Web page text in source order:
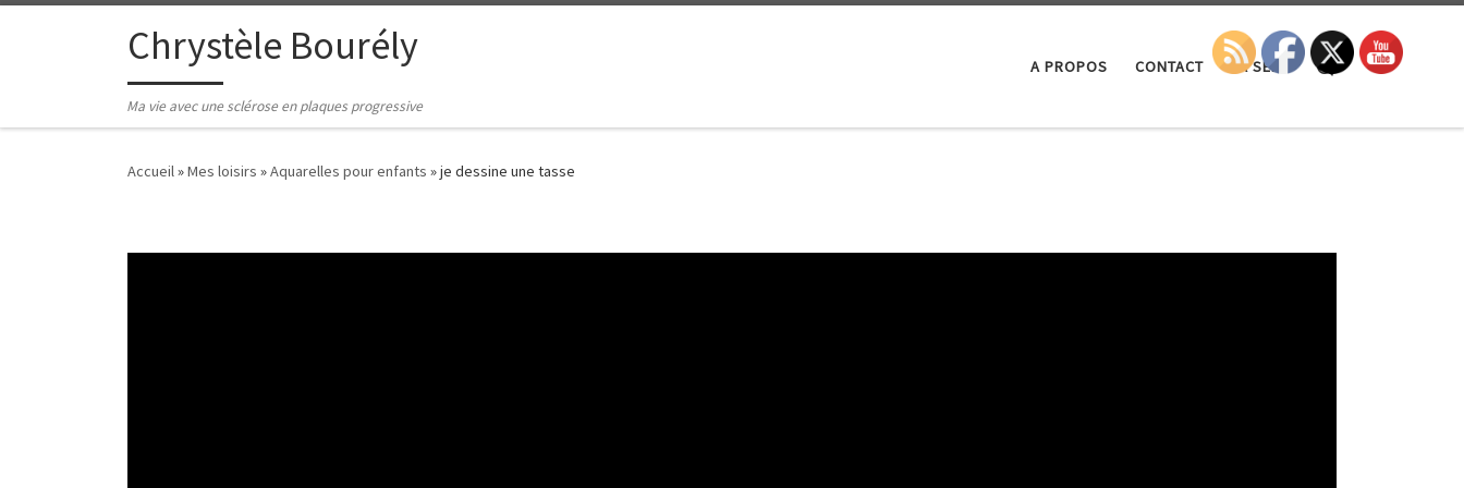
Passer au contenuChrystèle Bourély
Ma vie avec une sclérose en plaques progressive
A PROPOS CONTACT LA SEP Search
Accueil»Mes loisirs »Aquarelles pour enfants »je dessine une tasse